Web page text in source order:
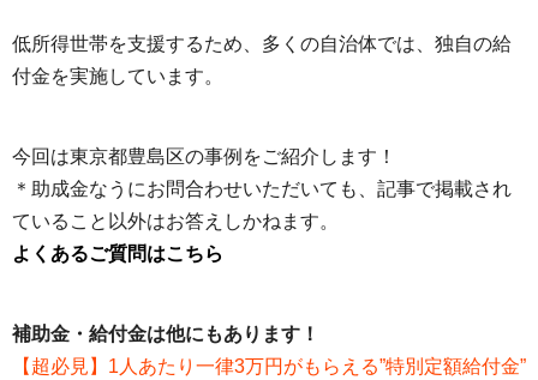
低所得世帯を支援するため、多くの自治体では、独自の給
付金を実施しています。
今回は東京都豊島区の事例をご紹介します！
＊助成金なうにお問合わせいただいても、記事で掲載され
ていること以外はお答えしかねます。
よくあるご質問はこちら
補助金・給付金は他にもあります！
【超必見】1人あたり一律3万円がもらえる”特別定額給付金”